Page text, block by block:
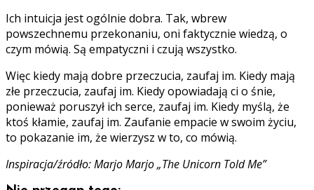
Ich intuicja jest ogólnie dobra. Tak, wbrew
powszechnemu przekonaniu, oni faktycznie wiedzą, o
czym mówią. Są empatyczni i czują wszystko.
Więc kiedy mają dobre przeczucia, zaufaj im. Kiedy mają
złe przeczucia, zaufaj im. Kiedy opowiadają ci o śnie,
ponieważ poruszył ich serce, zaufaj im. Kiedy myślą, że
ktoś kłamie, zaufaj im. Zaufanie empacie w swoim życiu,
to pokazanie im, że wierzysz w to, co mówią.
Inspiracja/źródło: Marjo Marjo „The Unicorn Told Me”